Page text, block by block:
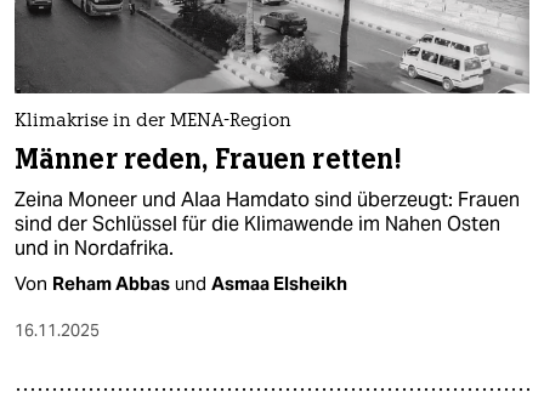
Klimakrise in der MENA-Region
Männer reden, Frauen retten!
Zeina Moneer und Alaa Hamdato sind überzeugt: Frauen
sind der Schlüssel für die Klimawende im Nahen Osten
und in Nordafrika.
Von Reham Abbas und Asmaa Elsheikh
16.11.2025